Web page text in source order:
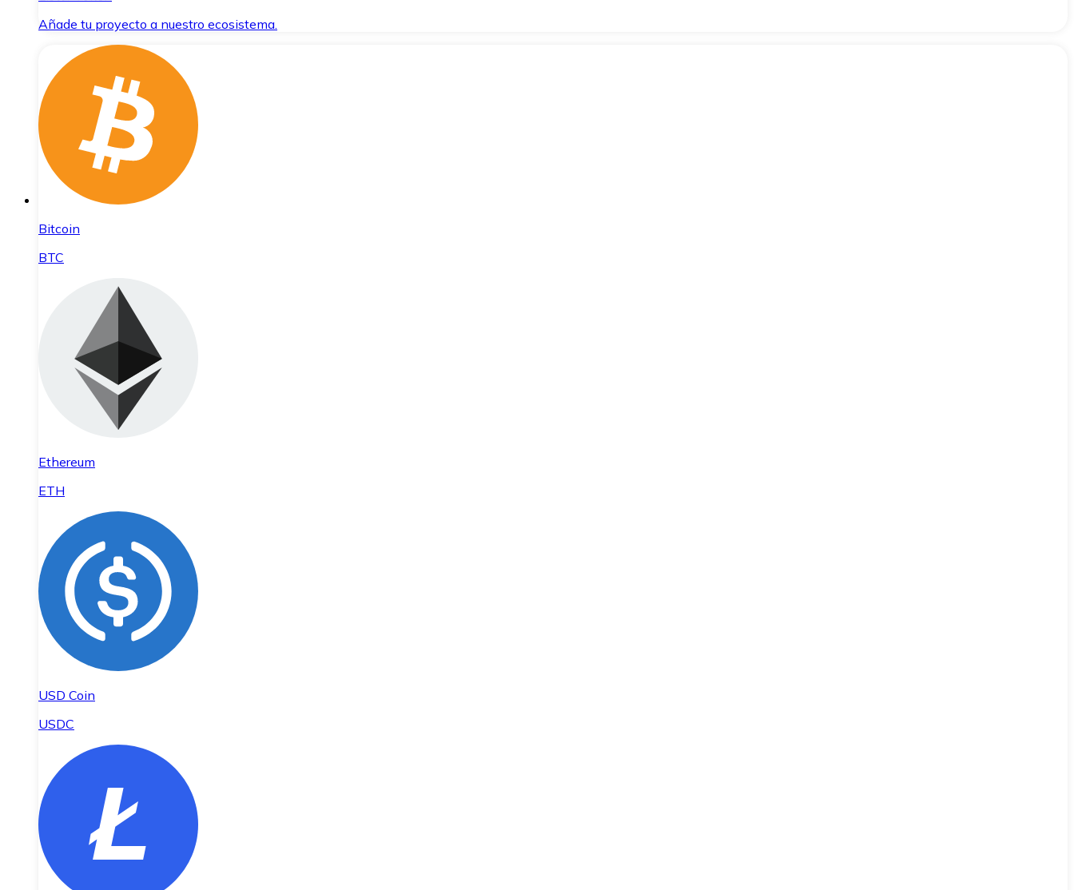
Añade tu proyecto a nuestro ecosistema.
Bitcoin
BTC
Ethereum
ETH
USD Coin
USDC